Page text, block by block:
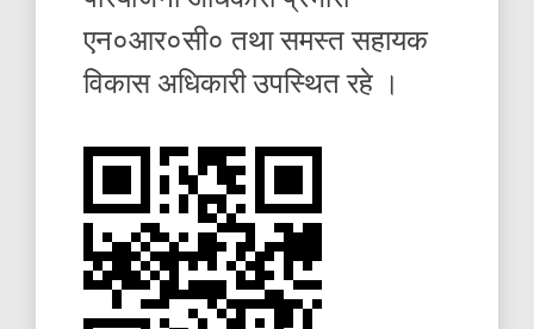
एन०आर०सी० तथा समस्त सहायक
विकास अधिकारी उपस्थित रहे ।